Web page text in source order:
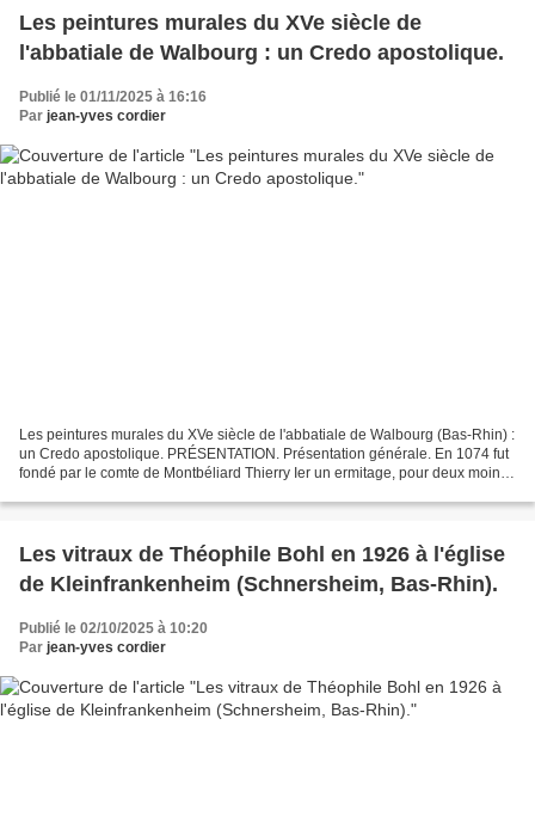
Les peintures murales du XVe siècle de
l'abbatiale de Walbourg : un Credo apostolique.
Publié le 01/11/2025 à 16:16
Par jean-yves cordier
Les peintures murales du XVe siècle de l'abbatiale de Walbourg (Bas-Rhin) :
un Credo apostolique. PRÉSENTATION. Présentation générale. En 1074 fut
fondé par le comte de Montbéliard Thierry Ier un ermitage, pour deux moines
Les vitraux de Théophile Bohl en 1926 à l'église
de Kleinfrankenheim (Schnersheim, Bas-Rhin).
Publié le 02/10/2025 à 10:20
Par jean-yves cordier